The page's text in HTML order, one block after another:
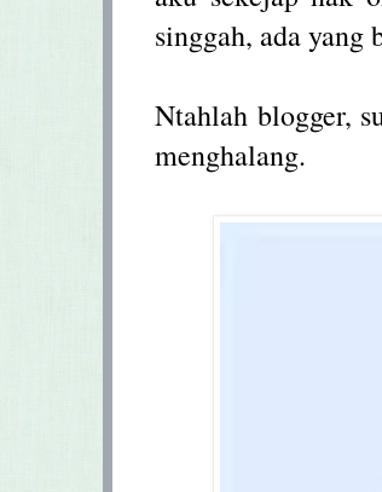
singgah, ada yang
Ntahlah blogger,
menghalang.